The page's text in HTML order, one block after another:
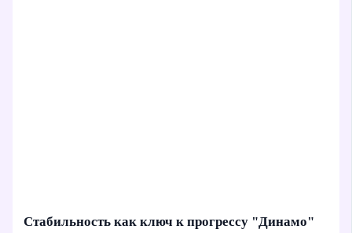
Стабильность как ключ к прогрессу "Динамо"